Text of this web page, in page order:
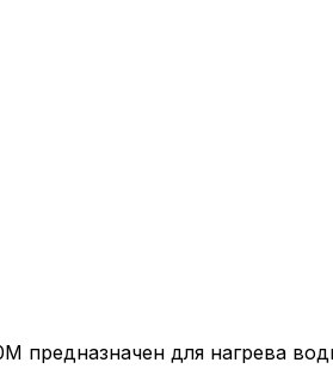
предназначен для нагрева